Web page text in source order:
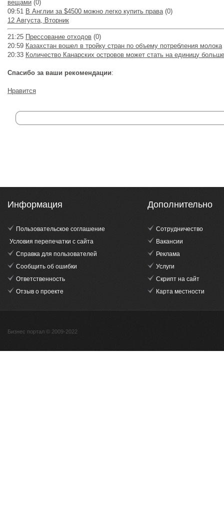
вещами (0)
09:51 В Англии за $4500 можно легко купить права (0)
12 Августа, Вторник
21:25 Прессование отходов (0)
20:59 Казахстан вошел в тройку стран по объему потребления молока
20:33 Количество Канарских островов может стать на единицу больше
Спасибо за ваши рекомендации:
Нравится
Информация
Пользовательское соглашение
Условия перепечатки с сайта
Справка для пользователей
Сообщить об ошибки
Ответственность
Отзыв о проекте
Дополнительно
Сотрудничество
Вакансии
Реклама
Услуги
Скрипт на сайт
Карта местности
Бизнес портал © 2009-2022